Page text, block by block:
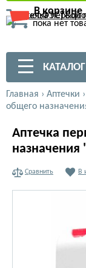
В корзине
пока нет
Главная › Аптечки ›
общего
Аптечка
Сравнить В